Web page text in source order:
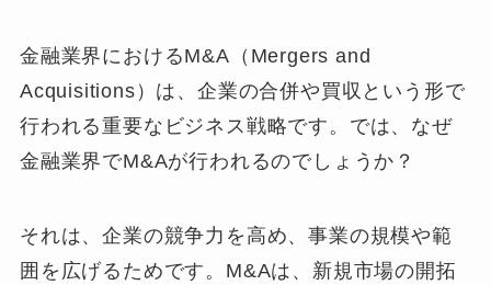
金融業界におけるM&A（Mergers and
Acquisitions）は、企業の合併や買収という形で
行われる重要なビジネス戦略です。では、なぜ
金融業界でM&Aが行われるのでしょうか？
それは、企業の競争力を高め、事業の規模や範
囲を広げるためです。M&Aは、新規市場の開拓